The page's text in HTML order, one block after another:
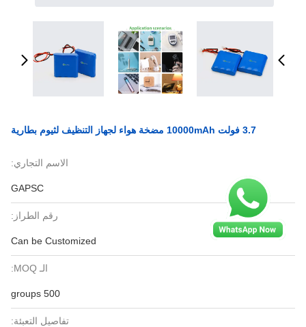
3.7 فولت 10000mAh مضخة هواء لجهاز التنظيف لثيوم بطارية
الاسم التجاري:
GAPSC
رقم الطراز:
Can be Customized
الـ MOQ:
500 groups
تفاصيل التعبئة: